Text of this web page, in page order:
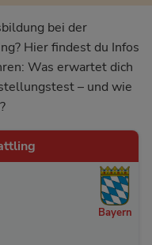
bei der
Hier findest du Infos
Was erwartet dich
– und wie
Bayern